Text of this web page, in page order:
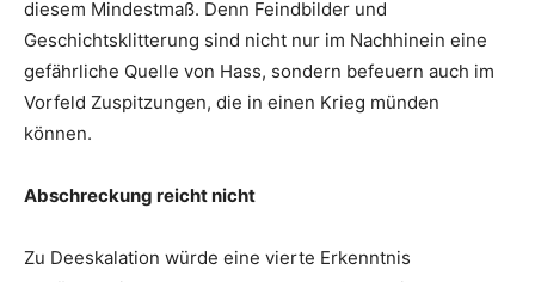
diesem Mindestmaß. Denn Feindbilder und
Geschichtsklitterung sind nicht nur im Nachhinein eine
gefährliche Quelle von Hass, sondern befeuern auch im
Vorfeld Zuspitzungen, die in einen Krieg münden
können.
Abschreckung reicht nicht
Zu Deeskalation würde eine vierte Erkenntnis